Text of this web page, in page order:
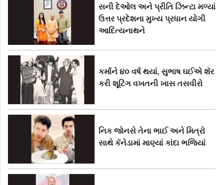
સની દેઓલ અને પ્રીતિ ઝિન્ટા મળ્યાં
ઉત્તર પ્રદેશના મુખ્ય પ્રધાન યોગી
આદિત્યનાથને
કર્માને ૪૦ વર્ષ થયાં, સુભાષ ઘઈએ શૅર
કરી શૂટિંગ વખતની ખાસ તસવીરો
નિક જોનસે તેના ભાઈ અને મિત્રો
સાથે કૅનેડામાં માણ્યાં કાંદા ભજિયાં